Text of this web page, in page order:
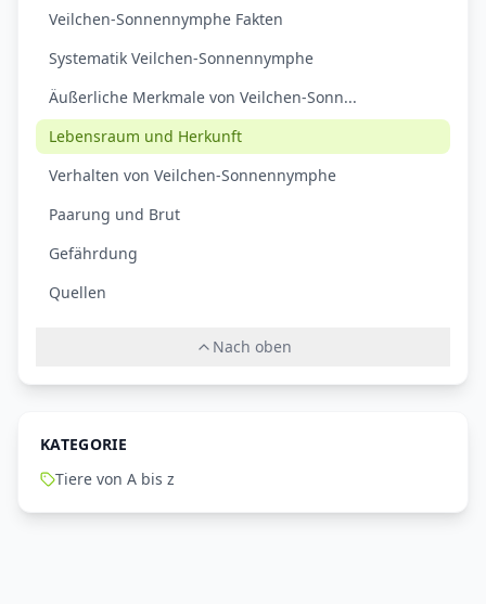
Veilchen-Sonnennymphe Fakten
Systematik Veilchen-Sonnennymphe
Äußerliche Merkmale von Veilchen-Sonn...
Lebensraum und Herkunft
Verhalten von Veilchen-Sonnennymphe
Paarung und Brut
Gefährdung
Quellen
Nach oben
KATEGORIE
Tiere von A bis z